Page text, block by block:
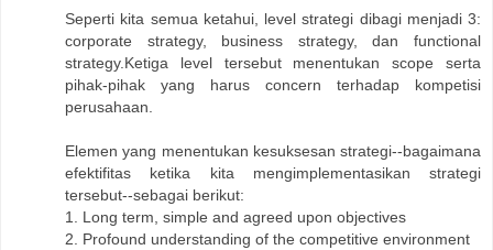
Seperti kita semua ketahui, level strategi dibagi menjadi 3:
corporate strategy, business strategy, dan functional
strategy.Ketiga level tersebut menentukan scope serta
pihak-pihak yang harus concern terhadap kompetisi
perusahaan.
Elemen yang menentukan kesuksesan strategi--bagaimana
efektifitas ketika kita mengimplementasikan strategi
tersebut--sebagai berikut:
1. Long term, simple and agreed upon objectives
2. Profound understanding of the competitive environment